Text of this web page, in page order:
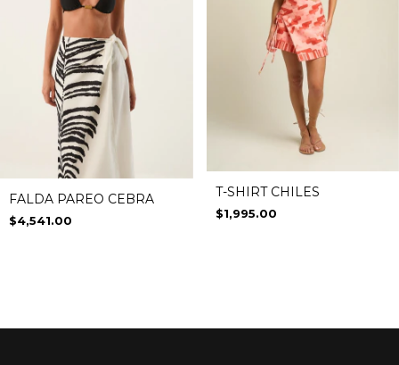
FALDA PAREO CEBRA
$4,541.00
T-SHIRT CHILES
$1,995.00